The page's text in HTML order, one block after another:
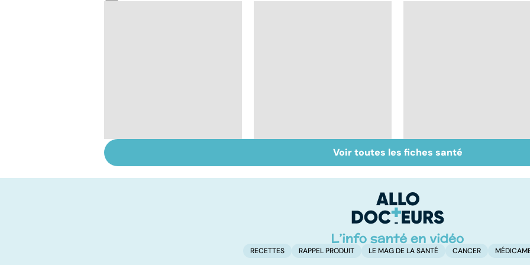
infections
La tuberculose
pulmonaire
La main, un outil utile
mais fragile
Voir toutes les fiches santé
RECETTES RAPPEL PRODUIT LE MAG DE LA SANTÉ CANCER